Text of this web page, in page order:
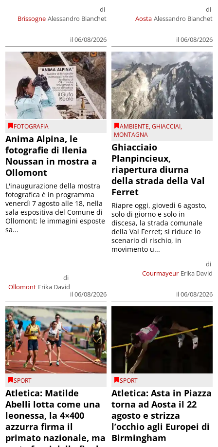
Brissogne
di
Alessandro Bianchet
il 06/08/2026
Aosta
di
Alessandro Bianchet
il 06/08/2026
FOTOGRAFIA
Anima Alpina, le
fotografie di Ilenia
Noussan in mostra a
Ollomont
Ollomont
di
Erika David
il 06/08/2026
L'inaugurazione della mostra
fotografica è in programma
venerdì 7 agosto alle 18, nella
sala espositiva del Comune di
Ollomont; le immagini esposte
sa...
AMBIENTE,GHIACCIAI,
MONTAGNA
Ghiacciaio
Planpincieux,
riapertura diurna
della strada della Val
Ferret
Courmayeur
di
Erika David
il 06/08/2026
Riapre oggi, giovedì 6 agosto,
solo di giorno e solo in
discesa, la strada comunale
della Val Ferret; si riduce lo
scenario di rischio, in
movimento u...
SPORT
Atletica: Matilde
Abelli lotta come una
leonessa, la 4×400
azzurra firma il
primato nazionale, ma
SPORT
Atletica: Asta in Piazza
torna ad Aosta il 22
agosto e strizza
l’occhio agli Europei di
Birmingham